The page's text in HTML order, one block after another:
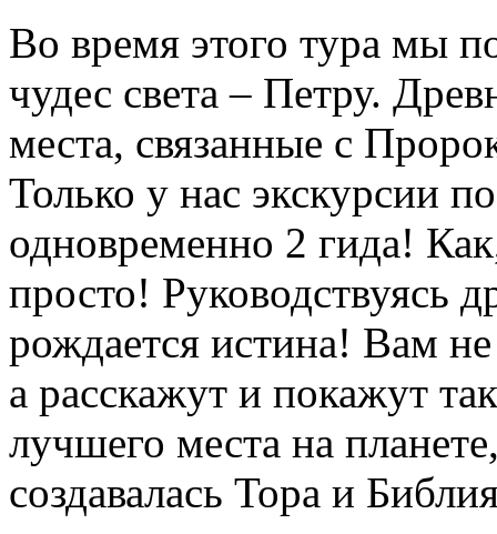
Во время этого тура мы
чудес света – Петру.
места, связанные с
Только у нас экскурсии
одновременно 2 гида!
просто! Руководствуясь
рождается истина! Вам
а расскажут и покажут
лучшего места на
создавалась Тора и